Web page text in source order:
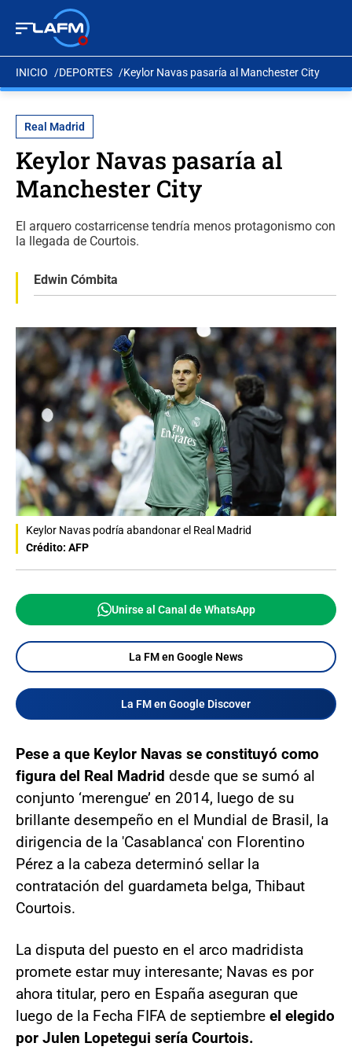
INICIO DEPORTES Keylor Navas pasaría al Manchester City
Real Madrid
Keylor Navas pasaría al
Manchester City
El arquero costarricense tendría menos protagonismo con
la llegada de Courtois.
Edwin Cómbita
Keylor Navas podría abandonar el Real Madrid
Crédito: AFP
Unirse al Canal de WhatsApp
La FM en Google News
La FM en Google Discover
Pese a que Keylor Navas se constituyó como
figura del Real Madrid desde que se sumó al
conjunto ‘merengue’ en 2014, luego de su
brillante desempeño en el Mundial de Brasil, la
dirigencia de la 'Casablanca' con Florentino
Pérez a la cabeza determinó sellar la
contratación del guardameta belga, Thibaut
Courtois.
La disputa del puesto en el arco madridista
promete estar muy interesante; Navas es por
ahora titular, pero en España aseguran que
luego de la Fecha FIFA de septiembre el elegido
por Julen Lopetegui sería Courtois.